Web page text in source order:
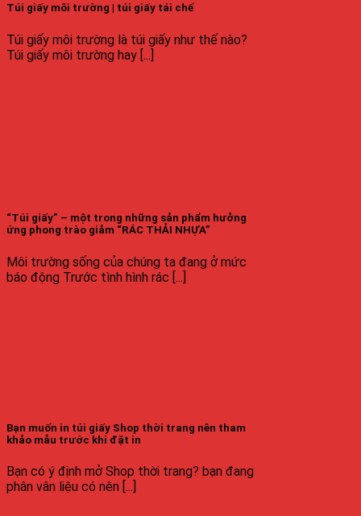
Túi giấy môi trường | túi giấy tái chế
Túi giấy môi trường là túi giấy như thế nào?
Túi giấy môi trường hay [...]
“Túi giấy” – một trong những sản phẩm hưởng
ứng phong trào giảm “RÁC THẢI NHỰA”
Môi trường sống của chúng ta đang ở mức
báo động Trước tình hình rác [...]
Bạn muốn in túi giấy Shop thời trang nên tham
khảo mẫu trước khi đặt in
Bạn có ý định mở Shop thời trang? bạn đang
phân vân liệu có nên [...]